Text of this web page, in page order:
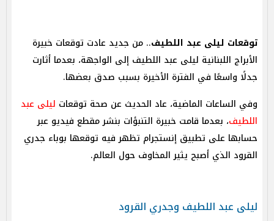
توقعات ليلى عبد اللطيف.. من جديد عادت توقعات خبيرة
الأبراج اللبنانية ليلى عبد اللطيف إلى الواجهة، بعدما أثارت
جدلًا واسعًا في الفترة الأخيرة بسبب صدق بعضها.
وفي الساعات الماضية، عاد الحديث عن صحة توقعات ليلى عبد
اللطيف، بعدما قامت خبيرة التنبؤات بنشر مقطع فيديو عبر
حسابها على تطبيق إنستجرام تظهر فيه توقعها بوباء جدري
القرود الذي أصبح يثير المخاوف حول العالم.
ليلى عبد اللطيف وجدري القرود